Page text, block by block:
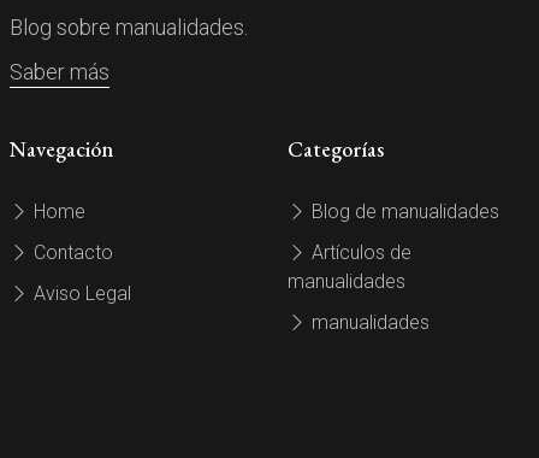
Blog sobre manualidades.
Saber más
Navegación
Home
Contacto
Aviso Legal
Categorías
Blog de manualidades
Artículos de
manualidades
manualidades